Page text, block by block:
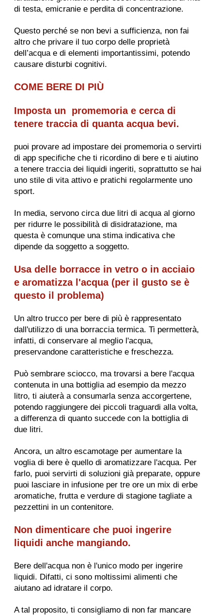
di testa, emicranie e perdita di concentrazione.
Questo perché se non bevi a sufficienza, non fai
altro che privare il tuo corpo delle proprietà
dell’acqua e di elementi importantissimi, potendo
causare disturbi cognitivi.
COME BERE DI PIÙ
Imposta un promemoria e cerca di
tenere traccia di quanta acqua bevi.
puoi provare ad impostare dei promemoria o servirti
di app specifiche che ti ricordino di bere e ti aiutino
a tenere traccia dei liquidi ingeriti, soprattutto se hai
uno stile di vita attivo e pratichi regolarmente uno
sport.
In media, servono circa due litri di acqua al giorno
per ridurre le possibilità di disidratazione, ma
questa è comunque una stima indicativa che
dipende da soggetto a soggetto.
Usa delle borracce in vetro o in acciaio
e aromatizza l'acqua (per il gusto se è
questo il problema)
Un altro trucco per bere di più è rappresentato
dall'utilizzo di una borraccia termica. Ti permetterà,
infatti, di conservare al meglio l'acqua,
preservandone caratteristiche e freschezza.
Può sembrare sciocco, ma trovarsi a bere l'acqua
contenuta in una bottiglia ad esempio da mezzo
litro, ti aiuterà a consumarla senza accorgertene,
potendo raggiungere dei piccoli traguardi alla volta,
a differenza di quanto succede con la bottiglia di
due litri.
Ancora, un altro escamotage per aumentare la
voglia di bere è quello di aromatizzare l'acqua. Per
farlo, puoi servirti di soluzioni già preparate, oppure
puoi lasciare in infusione per tre ore un mix di erbe
aromatiche, frutta e verdure di stagione tagliate a
pezzettini in un contenitore.
Non dimenticare che puoi ingerire
liquidi anche mangiando.
Bere dell'acqua non è l'unico modo per ingerire
liquidi. Difatti, ci sono moltissimi alimenti che
aiutano ad idratare il corpo.
A tal proposito, ti consigliamo di non far mancare